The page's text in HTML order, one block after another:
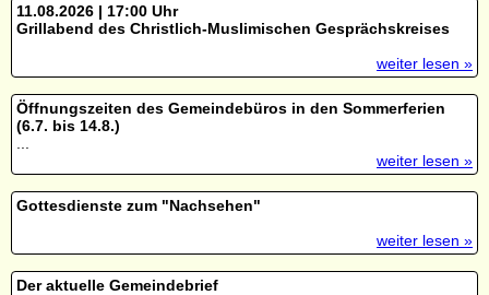
11.08.2026 | 17:00 Uhr
Grillabend des Christlich-Muslimischen Gesprächskreises
weiter lesen »
Öffnungszeiten des Gemeindebüros in den Sommerferien
(6.7. bis 14.8.)
weiter lesen »
Gottesdienste zum "Nachsehen"
weiter lesen »
Der aktuelle Gemeindebrief